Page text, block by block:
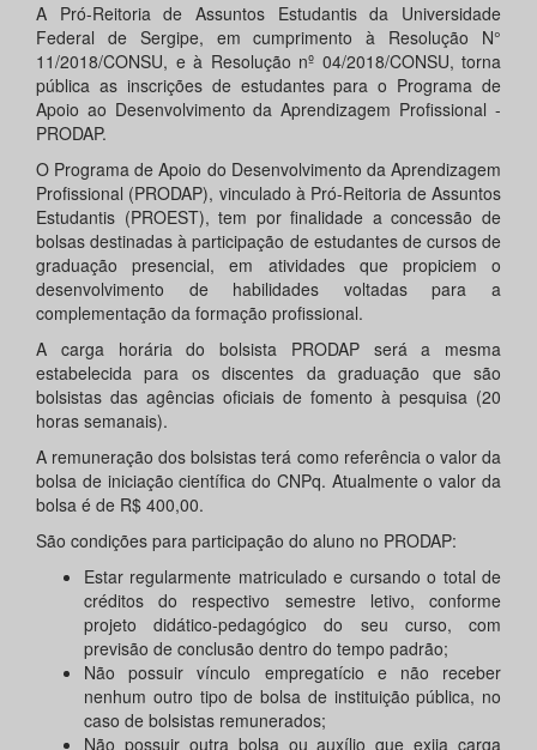
A Pró-Reitoria de Assuntos Estudantis da Universidade
Federal de Sergipe, em cumprimento à Resolução N°
11/2018/CONSU, e à Resolução nº 04/2018/CONSU, torna
pública as inscrições de estudantes para o Programa de
Apoio ao Desenvolvimento da Aprendizagem Profissional -
PRODAP.
O Programa de Apoio do Desenvolvimento da Aprendizagem
Profissional (PRODAP), vinculado à Pró-Reitoria de Assuntos
Estudantis (PROEST), tem por finalidade a concessão de
bolsas destinadas à participação de estudantes de cursos de
graduação presencial, em atividades que propiciem o
desenvolvimento de habilidades voltadas para a
complementação da formação profissional.
A carga horária do bolsista PRODAP será a mesma
estabelecida para os discentes da graduação que são
bolsistas das agências oficiais de fomento à pesquisa (20
horas semanais).
A remuneração dos bolsistas terá como referência o valor da
bolsa de iniciação científica do CNPq. Atualmente o valor da
bolsa é de R$ 400,00.
São condições para participação do aluno no PRODAP:
Estar regularmente matriculado e cursando o total de
créditos do respectivo semestre letivo, conforme
projeto didático-pedagógico do seu curso, com
previsão de conclusão dentro do tempo padrão;
Não possuir vínculo empregatício e não receber
nenhum outro tipo de bolsa de instituição pública, no
caso de bolsistas remunerados;
Não possuir outra bolsa ou auxílio que exija carga